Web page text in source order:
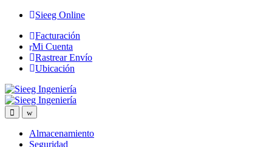
Saltar
navegación
Saltar
contenido
Sieeg Online
Facturación
Mi Cuenta
Rastrear Envío
Ubicación
Almacenamiento
Seguridad